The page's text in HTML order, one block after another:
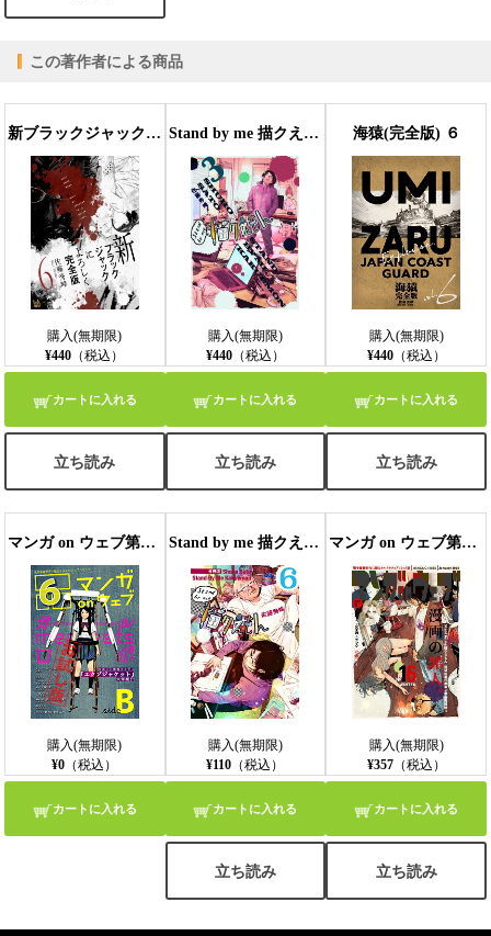
この著作者による商品
新ブラックジャックによろしく 完全版6
購入(無期限)
¥440 （税込）
カートに入れる
立ち読み
Stand by me 描クえもん 3巻
購入(無期限)
¥440（税込）
カートに入れる
立ち読み
海猿(完全版) ６
購入(無期限)
¥440（税込）
カートに入れる
立ち読み
マンガ on ウェブ第6号 side-B 無料お試し版〔雑誌〕
購入(無期限)
¥0 （税込）
カートに入れる
Stand by me 描クえもん 分冊版6
購入(無期限)
¥110 （税込）
カートに入れる
立ち読み
マンガ on ウェブ第16号
購入(無期限)
¥357（税込）
カートに入れる
立ち読み